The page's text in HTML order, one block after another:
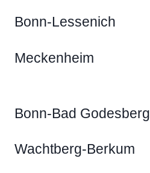
Bonn-Lessenich
Meckenheim
Bonn-Bad Godesberg
Wachtberg-Berkum